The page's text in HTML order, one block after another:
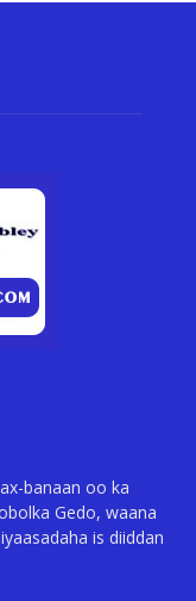
banaan oo ka
Gedo, waana
is diiddan